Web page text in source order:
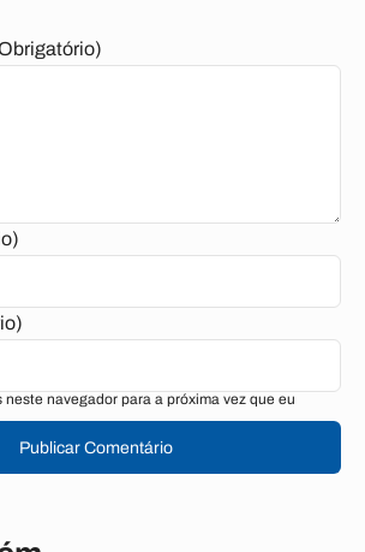
neste navegador para a próxima vez que eu
Publicar Comentário